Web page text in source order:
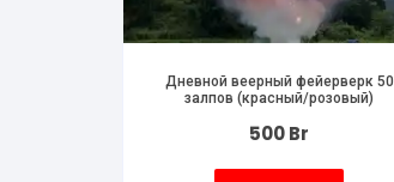
Дневной веерный фейерверк 50
залпов (красный/розовый)
500Br